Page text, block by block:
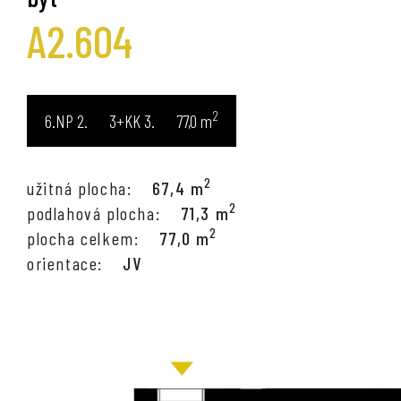
A2.604
6.NP 3+KK 77,0 m2
užitná plocha: 67,4 m2
podlahová plocha: 71,3 m2
plocha celkem: 77,0 m2
orientace: JV